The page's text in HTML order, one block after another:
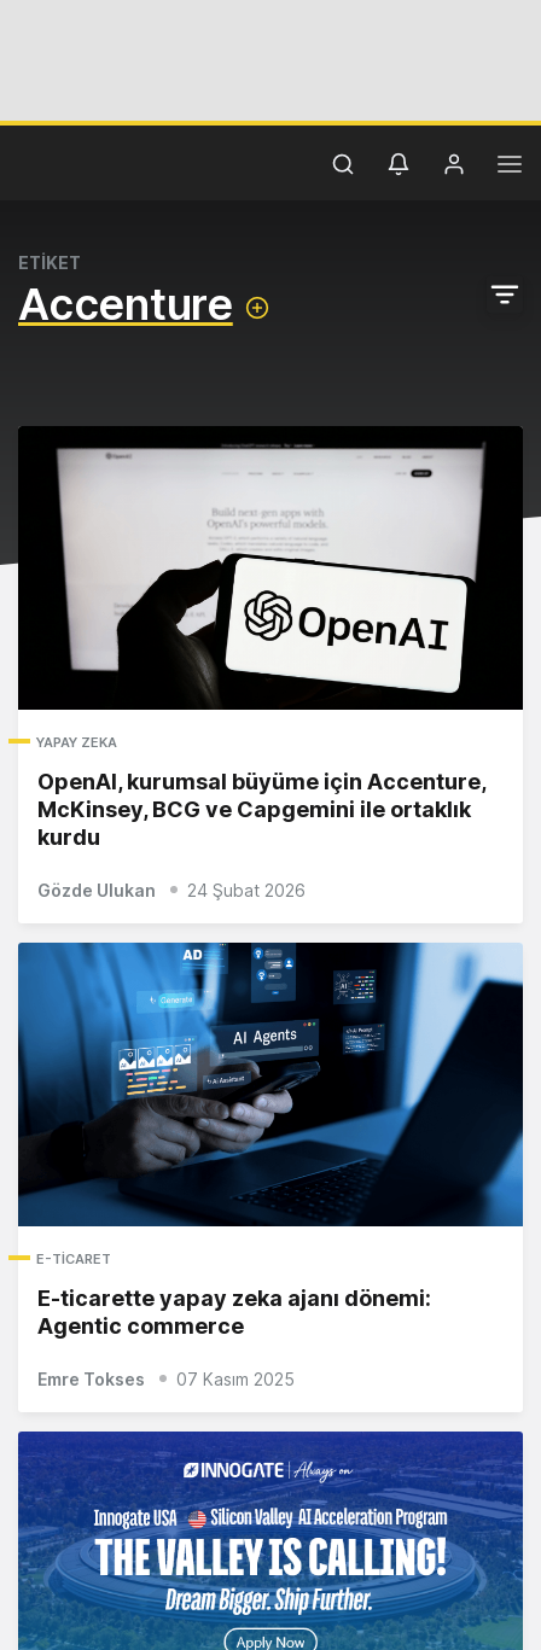
ETİKET
Accenture
YAPAY ZEKA
OpenAI, kurumsal büyüme için Accenture,
McKinsey, BCG ve Capgemini ile ortaklık
kurdu
Gözde Ulukan 24 Şubat 2026
E-TICARET
E-ticarette yapay zeka ajanı dönemi:
Agentic commerce
Emre Tokses 07 Kasım 2025